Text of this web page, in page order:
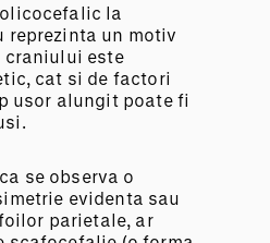
la
reprezinta un motiv
craniului este
cat si de factori
usor alungit poate fi
se observa o
evidenta sau
parietale, ar